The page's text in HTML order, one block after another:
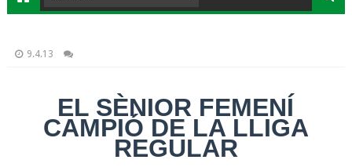
9.4.13
EL SÈNIOR FEMENÍ
CAMPIÓ DE LA LLIGA
REGULAR